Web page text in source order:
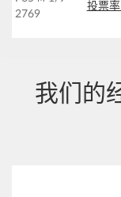
投票
我们的